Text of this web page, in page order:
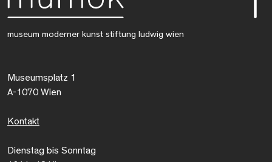
museum moderner kunst stiftung ludwig wien
Museumsplatz 1
A-1070 Wien
Kontakt
Dienstag bis Sonntag